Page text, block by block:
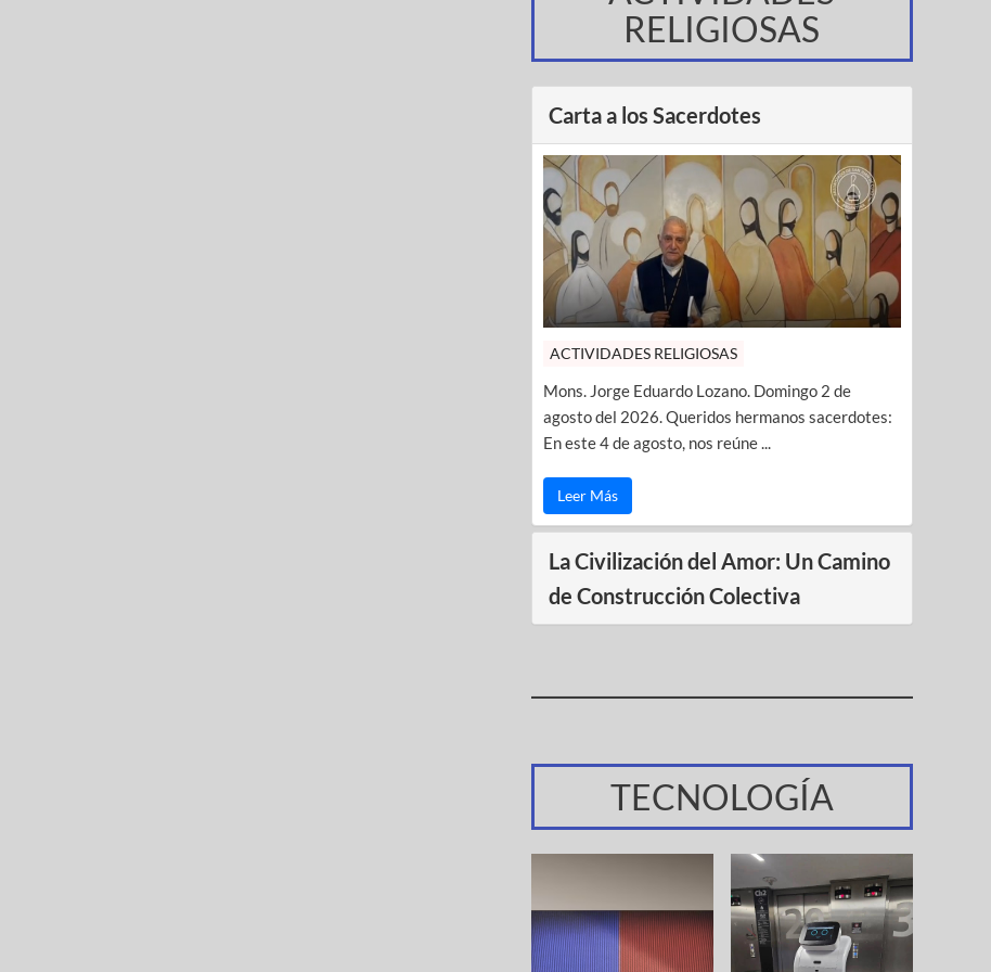
RELIGIOSAS
Carta a los Sacerdotes
ACTIVIDADES RELIGIOSAS
Mons. Jorge Eduardo Lozano. Domingo 2 de
agosto del 2026. Queridos hermanos sacerdotes:
En este 4 de agosto, nos reúne ...
Leer Más
La Civilización del Amor: Un Camino
de Construcción Colectiva
TECNOLOGÍA